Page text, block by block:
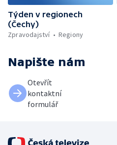
Týden v regionech
(Čechy)
Zpravodajství
Regiony
Napište nám
Otevřít
kontaktní
formulář